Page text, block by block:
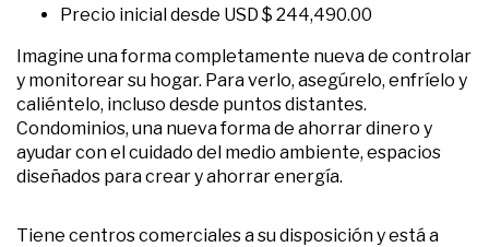
Precio inicial desde USD $ 244,490.00
Imagine una forma completamente nueva de controlar
y monitorear su hogar. Para verlo, asegúrelo, enfríelo y
caliéntelo, incluso desde puntos distantes.
Condominios, una nueva forma de ahorrar dinero y
ayudar con el cuidado del medio ambiente, espacios
diseñados para crear y ahorrar energía.
Tiene centros comerciales a su disposición y está a